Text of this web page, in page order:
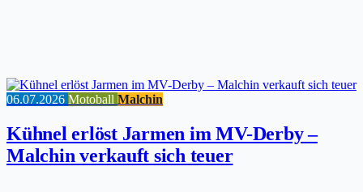
06.07.2026 Motoball Malchin
Kühnel erlöst Jarmen im MV-Derby –
Malchin verkauft sich teuer